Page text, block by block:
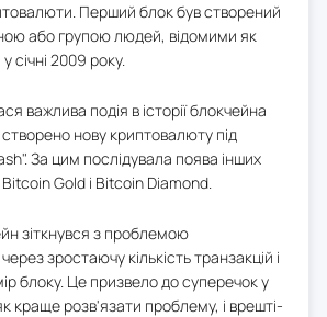
Перший блок був створений
або групою людей, відомими як
січні 2009 року.
важлива подія в історії блокчейна
нову криптовалюту під
За цим послідувала поява інших
Gold і Bitcoin Diamond.
зіткнувся з проблемою
зростаючу кількість транзакцій і
блоку. Це призвело до суперечок у
краще розв'язати проблему, і врешті-